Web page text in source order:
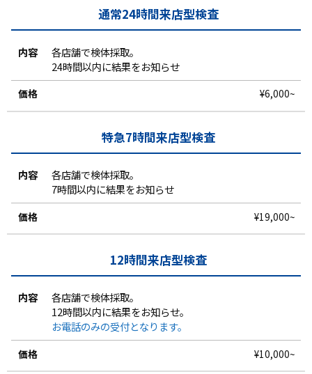
内
容
価
通常24時間来店型検査
各店舗で検体採取。
24時間以内に結果をお知らせ
¥6,000~
特急7時間来店型検査
各店舗で検体採取。
7時間以内に結果をお知らせ
¥19,000~
12時間来店型検査
各店舗で検体採取。
12時間以内に結果をお知らせ。
お電話のみの受付となります。
¥10,000~